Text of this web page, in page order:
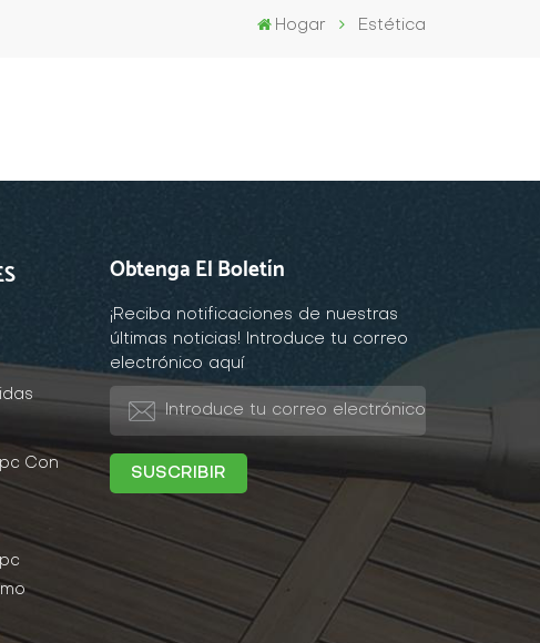
Hogar Estética
Con
Obtenga El Boletín
¡Reciba notificaciones de nuestras
últimas noticias! Introduce tu correo
electrónico aquí